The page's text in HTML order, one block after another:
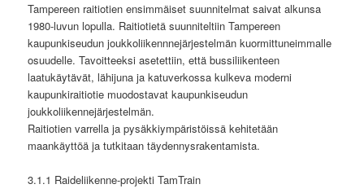
Tampereen raitiotien ensimmäiset suunnitelmat saivat alkunsa
1980-luvun lopulla. Raitiotietä suunniteltiin Tampereen
kaupunkiseudun joukkoliikennnejärjestelmän kuormittuneimmalle
osuudelle. Tavoitteeksi asetettiin, että bussiliikenteen
laatukäytävät, lähijuna ja katuverkossa kulkeva moderni
kaupunkiraitiotie muodostavat kaupunkiseudun
joukkoliikennejärjestelmän.
Raitiotien varrella ja pysäkkiympäristöissä kehitetään
maankäyttöä ja tutkitaan täydennysrakentamista.
3.1.1 Raideliikenne-projekti TamTrain